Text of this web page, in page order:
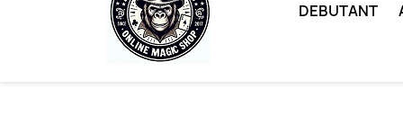
DEBUTANT